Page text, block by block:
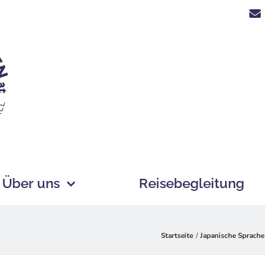
Über uns Reisebegleitung
Startseite Japanische Sprache